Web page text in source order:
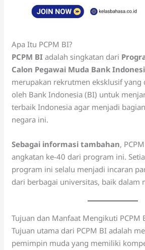
Apa Itu PCPM BI?
PCPM BI adalah singkatan dari
Calon Pegawai Muda Bank
merupakan rekrutmen eksklusif yang
oleh Bank Indonesia (BI) untuk
terbaik Indonesia agar menjadi
negara ini.
Sebagai informasi tambahan,
angkatan ke-40 dari program ini.
program ini selalu menjadi incaran
dari berbagai universitas, baik dalam
Tujuan dan Manfaat Mengikuti PCPM
Tujuan utama dari PCPM BI adalah
pemimpin muda yang memiliki